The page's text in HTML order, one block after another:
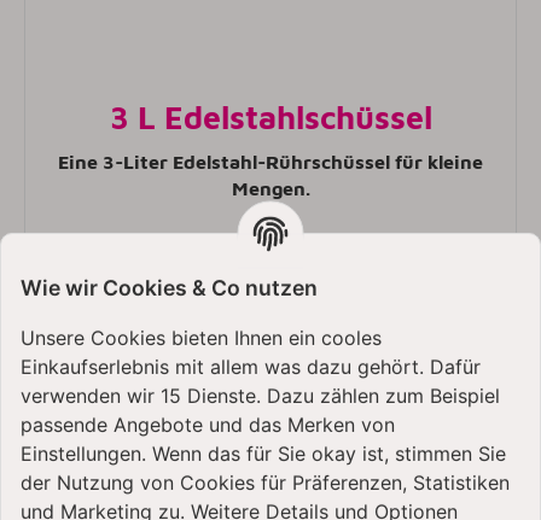
3 L Edelstahlschüssel
Eine 3-Liter Edelstahl-Rührschüssel für kleine
Mengen.
KitchenAid 5KSM185 |
Wie wir Cookies & Co nutzen
Unsere Cookies bieten Ihnen ein cooles
Einkaufserlebnis mit allem was dazu gehört. Dafür
verwenden wir 15 Dienste. Dazu zählen zum Beispiel
passende Angebote und das Merken von
Einstellungen. Wenn das für Sie okay ist, stimmen Sie
der Nutzung von Cookies für Präferenzen, Statistiken
und Marketing zu. Weitere Details und Optionen